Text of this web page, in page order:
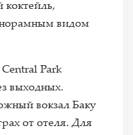
видом
Park
выходных.
вокзал Баку
от отеля. Для